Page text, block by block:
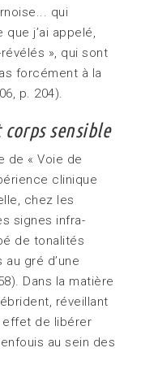
qui
j’ai appelé,
», qui sont
forcément à la
p. 204).
sensible
de « Voie de
clinique
chez les
signes infra-
de tonalités
gré d’une
Dans la matière
réveillant
effet de libérer
au sein des